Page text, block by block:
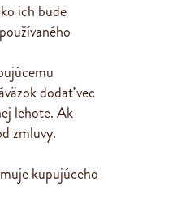
ich bude
dodať vec
lehote. Ak
zmluvy.
kupujúceho